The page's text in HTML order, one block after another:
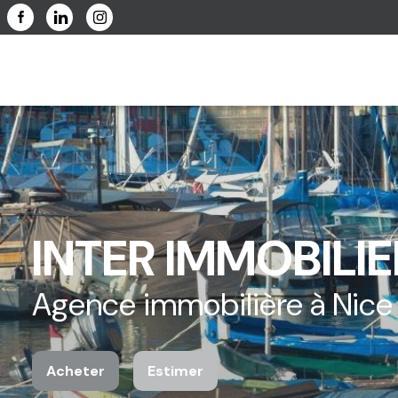
INTER
Agence immobilière à Nice
Acheter Estimer